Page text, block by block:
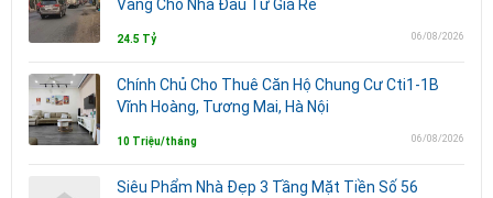
Vàng Cho Nhà Đầu Tư Giá Rẻ
24.5 Tỷ 06/08/2026
Chính Chủ Cho Thuê Căn Hộ Chung Cư Cti1-1B
Vĩnh Hoàng, Tương Mai, Hà Nội
10 Triệu/tháng 06/08/2026
Siêu Phẩm Nhà Đẹp 3 Tầng Mặt Tiền Số 56